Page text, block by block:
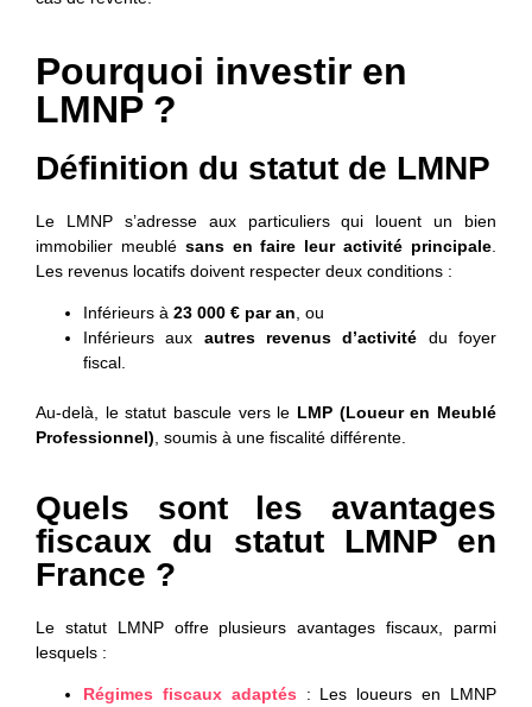
Pourquoi investir en
LMNP ?
Définition du statut de LMNP
Le LMNP s’adresse aux particuliers qui louent un bien
immobilier meublé sans en faire leur activité principale
Les revenus locatifs doivent respecter deux conditions :
Inférieurs à 23 000 € par an, ou
Inférieurs aux autres revenus d’activité du foyer
fiscal.
Au-delà, le statut bascule vers le LMP (Loueur en Meublé
Professionnel), soumis à une fiscalité différente.
Quels sont les avantages
fiscaux du statut LMNP en
France ?
Le statut LMNP offre plusieurs avantages fiscaux, parmi
lesquels :
Régimes fiscaux adaptés : Les loueurs en LMNP